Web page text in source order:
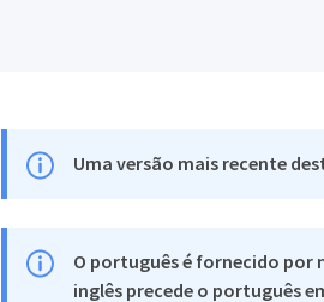
Uma versão mais recente
O português é fornecido por
inglês precede o português